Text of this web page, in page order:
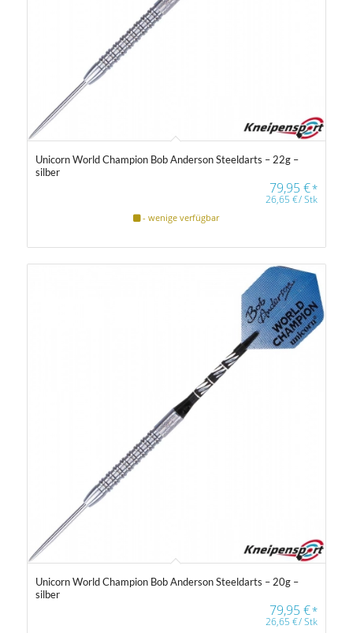
Unicorn World Champion Bob Anderson Steeldarts – 22g –
silber
79,95€*
26,65€/Stk
- wenige verfügbar
Unicorn World Champion Bob Anderson Steeldarts – 20g –
silber
79,95€*
26,65€/Stk